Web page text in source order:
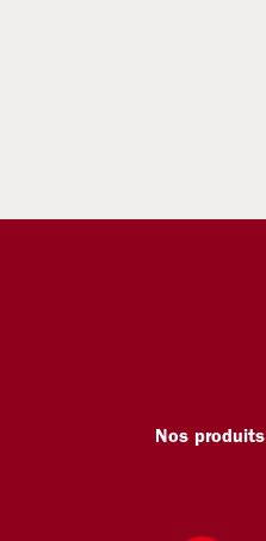
Nos produits